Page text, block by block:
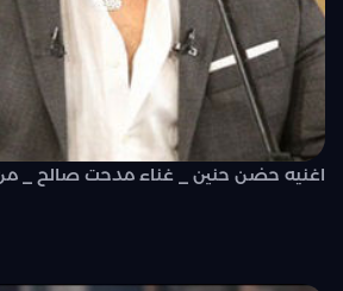
اغنيه حضن حنين _ غناء مدحت صالح _